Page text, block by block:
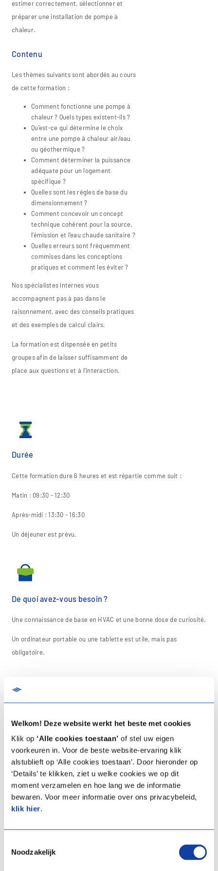
Welkom! Deze website werkt het beste met cookies
Klik op ‘Alle cookies toestaan’ of stel uw eigen
voorkeuren in. Voor de beste website-ervaring klik
alstublieft op ‘Alle cookies toestaan’. Door hieronder op
‘Details’ te klikken, ziet u welke cookies we op dit
moment verzamelen en hoe lang we de informatie
bewaren. Voor meer informatie over ons privacybeleid,
klik hier.
Noodzakelijk
estimer correctement, sélectionner et
préparer une installation de pompe à
chaleur.
Contenu
Les thèmes suivants sont abordés au cours
de cette formation :
Comment fonctionne une pompe à
chaleur ? Quels types existent-ils ?
Qu’est-ce qui détermine le choix
entre une pompe à chaleur air/eau
ou géothermique ?
Comment déterminer la puissance
adéquate pour un logement
spécifique ?
Quelles sont les règles de base du
dimensionnement ?
Comment concevoir un concept
technique cohérent pour la source,
l’émission et l’eau chaude sanitaire ?
Quelles erreurs sont fréquemment
commises dans les conceptions
pratiques et comment les éviter ?
Nos spécialistes internes vous
accompagnent pas à pas dans le
raisonnement, avec des conseils pratiques
et des exemples de calcul clairs.
La formation est dispensée en petits
groupes afin de laisser suffisamment de
place aux questions et à l’interaction.
Durée
Cette formation dure 6 heures et est répartie comme suit :
Matin : 09:30 - 12:30
Après-midi : 13:30 - 16:30
Un déjeuner est prévu.
De quoi avez-vous besoin ?
Une connaissance de base en HVAC et une bonne dose de curiosité.
Un ordinateur portable ou une tablette est utile, mais pas
obligatoire.
Cette formation se déroule dans l’Experience centre d’Itho
Daalderop Belgique (Zellik) ou, en concertation, sur un site externe.
Questions
brefs délais afin de confirmer votre inscription.